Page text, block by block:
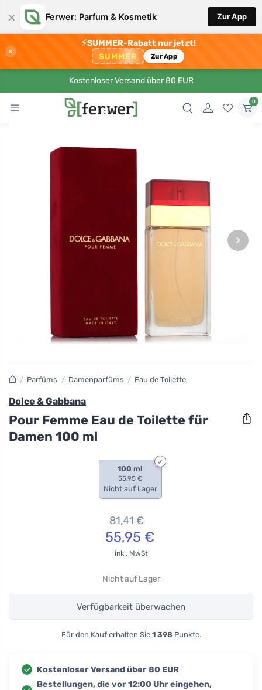
× Ferwer: Parfum & Kosmetik Zur App
×
⚡SUMMER-Rabatt nur jetzt!
SUMMER Zur App
Kostenloser Versand über 80 EUR
0
›
/ Parfüms / Damenparfüms / Eau de Toilette
Dolce & Gabbana
Pour Femme Eau de Toilette für
Damen 100 ml
100 ml
55,95 €
Nicht auf Lager
81,41€
55,95 €
inkl. MwSt
Nicht auf Lager
Verfügbarkeit überwachen
Für den Kauf erhalten Sie 1 398Punkte.
Kostenloser Versand über 80 EUR
Bestellungen, die vor 12:00 Uhr eingehen,